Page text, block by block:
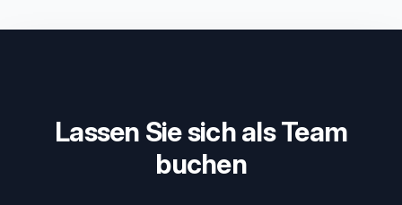
Lassen Sie sich als Team
buchen